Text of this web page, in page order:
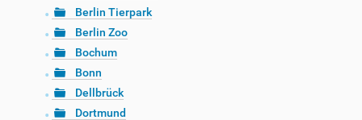
Berlin Tierpark
Berlin Zoo
Bochum
Bonn
Dellbrück
Dortmund